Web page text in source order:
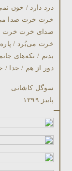
درد دارد / خون
خرت خرت صدا
صدای خرت خرت
خرت می‌بُرد /
بدنم / تکه‌های
دور از هم / جدا /
سوگل کاشانی
پاييز ١٣٩٩